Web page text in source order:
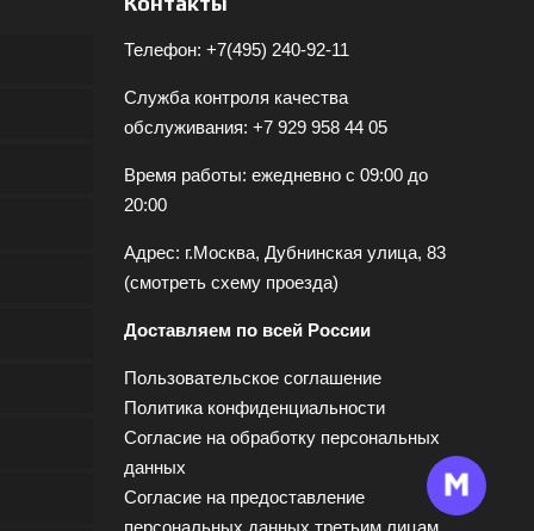
Телефон: +7(495) 240-92-11
Служба контроля качества
обслуживания: +7 929 958 44 05
Время работы: ежедневно с 09:00 до
20:00
Адрес: г.Москва, Дубнинская улица, 83
(смотреть схему проезда)
Доставляем по всей России
Пользовательское соглашение
Политика конфиденциальности
Согласие на обработку персональных
данных
Согласие на предоставление
персональных данных третьим лицам